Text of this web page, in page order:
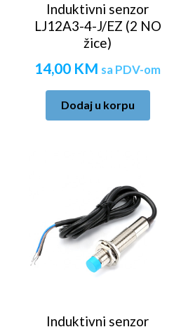
Induktivni senzor
LJ12A3-4-J/EZ (2 NO
žice)
14,00 KM sa PDV-om
Dodaj u korpu
Induktivni senzor